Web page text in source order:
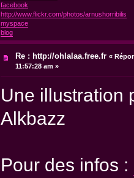
facebook
http://www.flickr.com/photos/arnushorribilis
myspace
blog
Re : http://ohlalaa.free.fr «
11:57:28 am »
Une illustration
Alkbazz
Pour des infos :